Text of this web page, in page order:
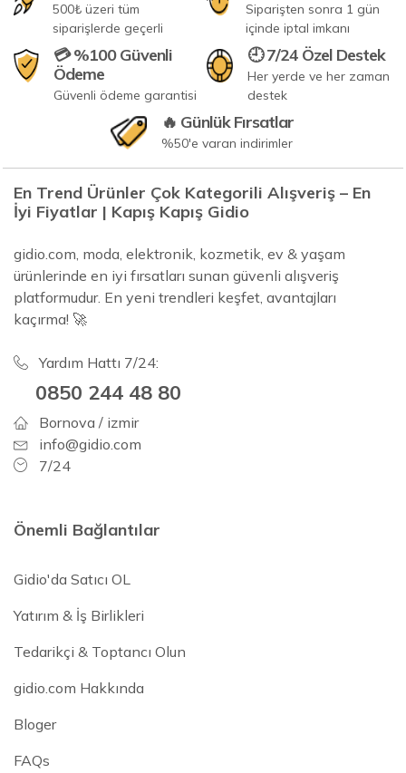
500₺ üzeri tüm
siparişlerde geçerli
Siparişten sonra 1 gün
içinde iptal imkanı
💳 %100 Güvenli
Ödeme
Güvenli ödeme garantisi
🕘 7/24 Özel Destek
Her yerde ve her zaman
destek
🔥 Günlük Fırsatlar
%50'e varan indirimler
En Trend Ürünler Çok Kategorili Alışveriş – En
İyi Fiyatlar | Kapış Kapış Gidio
gidio.com, moda, elektronik, kozmetik, ev & yaşam
ürünlerinde en iyi fırsatları sunan güvenli alışveriş
platformudur. En yeni trendleri keşfet, avantajları
kaçırma! 🚀
Yardım Hattı 7/24:
0850 244 48 80
Bornova / izmir
info@gidio.com
7/24
Önemli Bağlantılar
Gidio'da Satıcı OL
Yatırım & İş Birlikleri
Tedarikçi & Toptancı Olun
gidio.com Hakkında
Bloger
FAQs